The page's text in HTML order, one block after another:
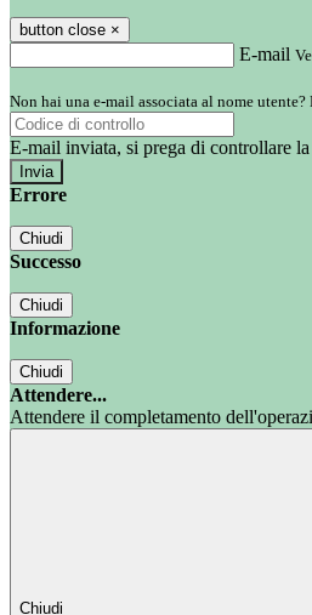
button close ×
E-mail
Non hai una e-mail associata al nome
E-mail inviata, si prega di controllare
Errore
Chiudi
Successo
Chiudi
Informazione
Chiudi
Attendere...
Attendere il completamento
Chiudi